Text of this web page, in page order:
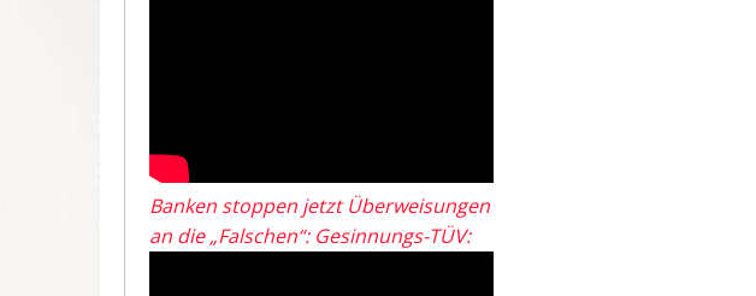
Banken stoppen jetzt Überweisungen
an die „Falschen“: Gesinnungs-TÜV: